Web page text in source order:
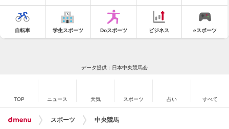
自転車 学生スポーツ Doスポーツ ビジネス eスポーツ
データ提供：日本中央競馬会
TOP ニュース 天気 スポーツ 占い すべて
スポーツ 中央競馬